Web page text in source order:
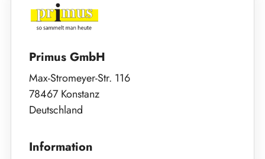
Primus GmbH
Max-Stromeyer-Str. 116
78467 Konstanz
Deutschland
Information